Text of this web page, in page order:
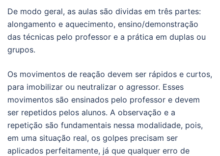
De modo geral, as aulas são dividas em três partes:
alongamento e aquecimento, ensino/demonstração
das técnicas pelo professor e a prática em duplas ou
grupos.
Os movimentos de reação devem ser rápidos e curtos,
para imobilizar ou neutralizar o agressor. Esses
movimentos são ensinados pelo professor e devem
ser repetidos pelos alunos. A observação e a
repetição são fundamentais nessa modalidade, pois,
em uma situação real, os golpes precisam ser
aplicados perfeitamente, já que qualquer erro de